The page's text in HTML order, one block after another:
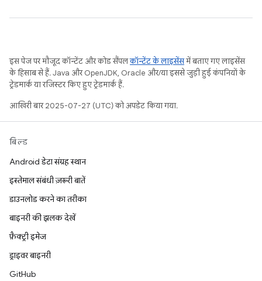
इस पेज पर मौजूद कॉन्टेंट और कोड सैंपलकॉन्टेंट के लाइसेंसमें बताए गए लाइसेंस
के हिसाब से हैं. Java और OpenJDK, Oracle और/या इससे जुड़ी हुई कंपनियों के
ट्रेडमार्क या रजिस्टर किए हुए ट्रेडमार्क हैं.
आखिरी बार 2025-07-27 (UTC) को अपडेट किया गया.
बिल्ड
Android डेटा संग्रह स्थान
इस्तेमाल संबंधी ज़रूरी बातें
डाउनलोड करने का तरीका
बाइनरी की झलक देखें
फ़ैक्ट्री इमेज
ड्राइवर बाइनरी
GitHub